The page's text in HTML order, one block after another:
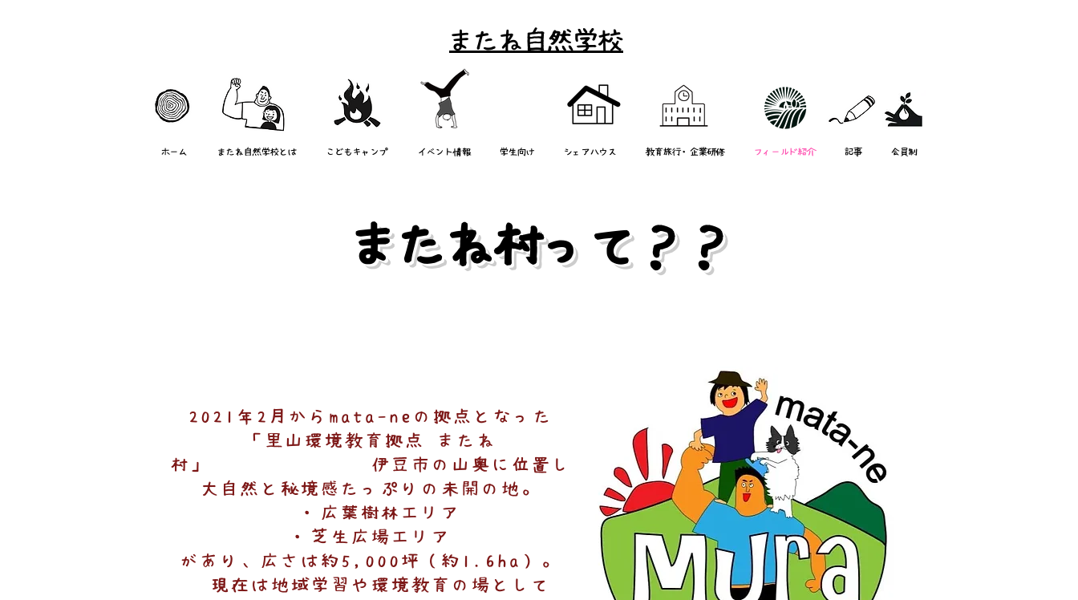
またね自然学校
ホーム またね自然学校とは こどもキャンプ イベント情報 学生向け シェアハウス 教育旅行・企業研修 フィールド紹介 記事 会員制
またね村って？？
2021年2月からmata-neの拠点となった
「里山環境教育拠点 またね
村」 伊豆市の山奥に位置し
大自然と秘境感たっぷりの未開の地。
・広葉樹林エリア
​・芝生広場エリア
があり、広さは約5,000坪（約1.6ha）。
現在は地域学習や環境教育の場として